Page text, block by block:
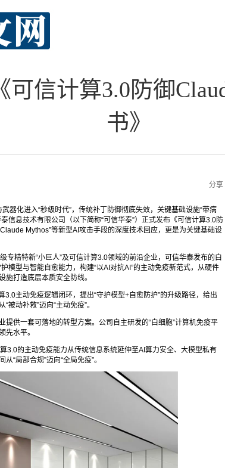
信计算3.0防御
书》
分享
器化进入“秒级时代”，传统补丁防御彻底失效，关键基础设施“带病
信息技术有限公司（以下简称“可信华泰”）正式发布《可信计算3.0防
Mythos”等新型AI攻击手段的深度技术回应，更是为关键基础设
精特新“小巨人”及可信计算3.0领域的前沿企业，可信华泰发布的白
模型与智能自愈能力，构建“以AI对抗AI”的主动免疫新范式，从硬件
打造底层本质安全防线。
主动免疫逻辑闭环，提出“守护模型+自愈防护”的升级路径，给出
动补救”迈向“主动免疫”。
供一套可落地的转型方案。公司自主研发的“白细胞”计算机免疫平
先水平。
3.0的主动免疫能力从传统信息系统延伸至AI算力安全、大模型私有
“局部合规”迈向“全局免疫”。